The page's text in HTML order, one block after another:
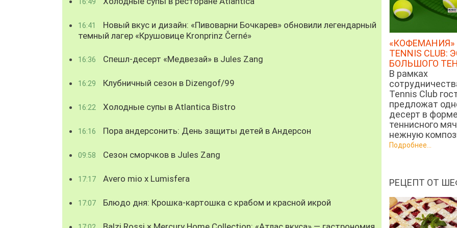
16:41
Новый вкус и дизайн: «Пивоварни Бочкарев» обновили легендарный
темный лагер «Крушовице Kronprinz Černé»
16:36 Спешл-десерт «Медвезай» в Jules Zang
16:29 Клубничный сезон в Dizengof/99
16:22 Холодные супы в Atlantica Bistro
16:16 Пора андерсонить: День защиты детей в Андерсон
09:58 Сезон сморчков в Jules Zang
17:17 Avero mio x Lumisfera
17:07 Блюдо дня: Крошка-картошка с крабом и красной икрой
«КОФЕМАНИЯ»
TENNIS CLUB:
БОЛЬШОГО
В рамках
Tennis Club
предложат
десерт в форме
теннисного
нежную
Подробнее...
РЕЦЕПТ ОТ